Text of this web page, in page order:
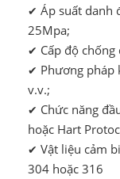
✔ Áp suất danh
25Mpa;
✔ Cấp độ chống
✔ Phương pháp
v.v.;
✔ Chức năng
hoặc Hart
✔ Vật liệu cảm
304 hoặc 316